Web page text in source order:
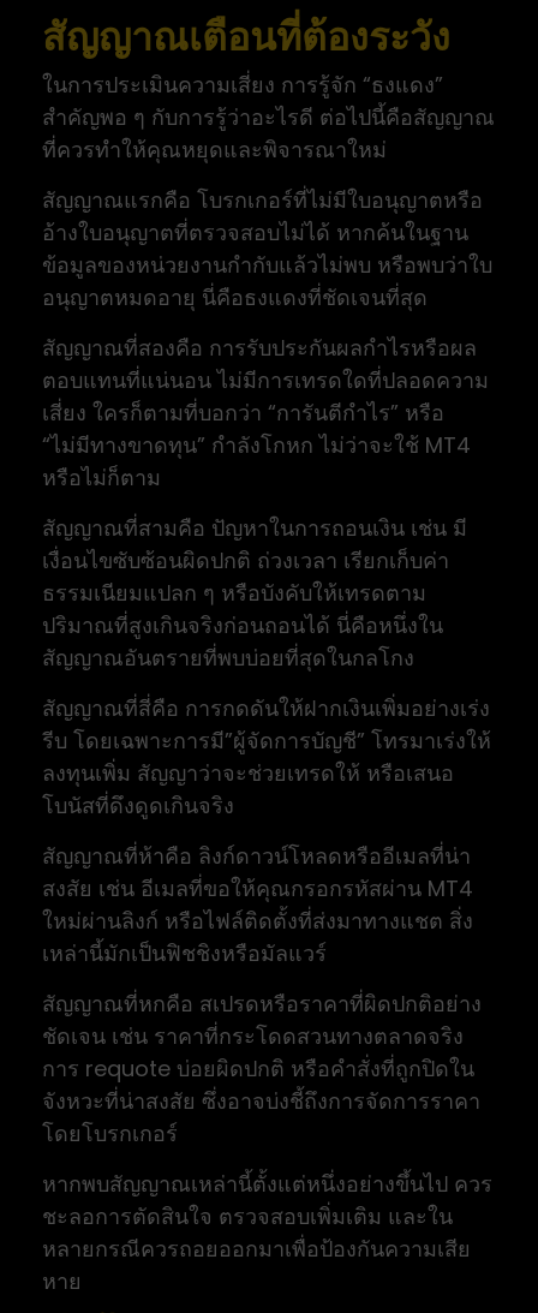
สัญญาณเตือนที่ต้องระวัง
ในการประเมินความเสี่ยง การรู้จัก “ธงแดง”
สำคัญพอ ๆ กับการรู้ว่าอะไรดี ต่อไปนี้คือสัญญาณ
ที่ควรทำให้คุณหยุดและพิจารณาใหม่
สัญญาณแรกคือ โบรกเกอร์ที่ไม่มีใบอนุญาตหรือ
อ้างใบอนุญาตที่ตรวจสอบไม่ได้ หากค้นในฐาน
ข้อมูลของหน่วยงานกำกับแล้วไม่พบ หรือพบว่าใบ
อนุญาตหมดอายุ นี่คือธงแดงที่ชัดเจนที่สุด
สัญญาณที่สองคือ การรับประกันผลกำไรหรือผล
ตอบแทนที่แน่นอน ไม่มีการเทรดใดที่ปลอดความ
เสี่ยง ใครก็ตามที่บอกว่า “การันตีกำไร” หรือ
“ไม่มีทางขาดทุน” กำลังโกหก ไม่ว่าจะใช้ MT4
หรือไม่ก็ตาม
สัญญาณที่สามคือ ปัญหาในการถอนเงิน เช่น มี
เงื่อนไขซับซ้อนผิดปกติ ถ่วงเวลา เรียกเก็บค่า
ธรรมเนียมแปลก ๆ หรือบังคับให้เทรดตาม
ปริมาณที่สูงเกินจริงก่อนถอนได้ นี่คือหนึ่งใน
สัญญาณอันตรายที่พบบ่อยที่สุดในกลโกง
สัญญาณที่สี่คือ การกดดันให้ฝากเงินเพิ่มอย่างเร่ง
รีบ โดยเฉพาะการมี”ผู้จัดการบัญชี” โทรมาเร่งให้
ลงทุนเพิ่ม สัญญาว่าจะช่วยเทรดให้ หรือเสนอ
โบนัสที่ดึงดูดเกินจริง
สัญญาณที่ห้าคือ ลิงก์ดาวน์โหลดหรืออีเมลที่น่า
สงสัย เช่น อีเมลที่ขอให้คุณกรอกรหัสผ่าน MT4
ใหม่ผ่านลิงก์ หรือไฟล์ติดตั้งที่ส่งมาทางแชต สิ่ง
เหล่านี้มักเป็นฟิชชิงหรือมัลแวร์
สัญญาณที่หกคือ สเปรดหรือราคาที่ผิดปกติอย่าง
ชัดเจน เช่น ราคาที่กระโดดสวนทางตลาดจริง
การ requote บ่อยผิดปกติ หรือคำสั่งที่ถูกปิดใน
จังหวะที่น่าสงสัย ซึ่งอาจบ่งชี้ถึงการจัดการราคา
โดยโบรกเกอร์
หากพบสัญญาณเหล่านี้ตั้งแต่หนึ่งอย่างขึ้นไป ควร
ชะลอการตัดสินใจ ตรวจสอบเพิ่มเติม และใน
หลายกรณีควรถอยออกมาเพื่อป้องกันความเสีย
หาย